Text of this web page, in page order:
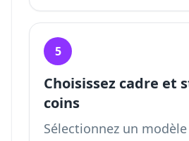
5
Choisissez cadre et
coins
Sélectionnez un